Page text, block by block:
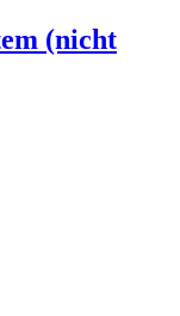
(nicht